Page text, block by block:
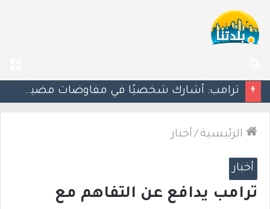
عن
ترامب: أشارك شخصيًا في مفاوضات مضيق هرمز.. والاتفاق قد يُنجز قريبًا
الرئيسية / أخبار
أخبار
ترامب يدافع عن التفاهم مع